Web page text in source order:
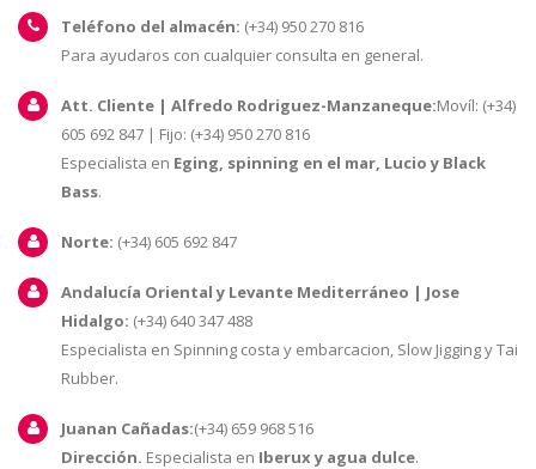
Teléfono del almacén: (+34) 950 270 816
Para ayudaros con cualquier consulta en general.
Att. Cliente | Alfredo Rodriguez-Manzaneque:Movíl: (+34)
605 692 847 | Fijo: (+34) 950 270 816
Especialista en Eging, spinning en el mar, Lucio y Black
Bass.
Norte: (+34) 605 692 847
Andalucía Oriental y Levante Mediterráneo | Jose
Hidalgo: (+34) 640 347 488
Especialista en Spinning costa y embarcacion, Slow Jigging y Tai
Rubber.
Juanan Cañadas:(+34) 659 968 516
Dirección. Especialista en Iberux y agua dulce.